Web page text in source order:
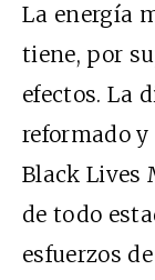
La energía
tiene, por
efectos. La
reformado
Black Lives
de todo
esfuerzos